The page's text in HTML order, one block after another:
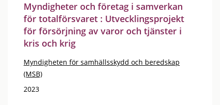
Myndigheter och företag i samverkan
för totalförsvaret : Utvecklingsprojekt
för försörjning av varor och tjänster i
kris och krig
Myndigheten för samhällsskydd och beredskap
(MSB)
2023